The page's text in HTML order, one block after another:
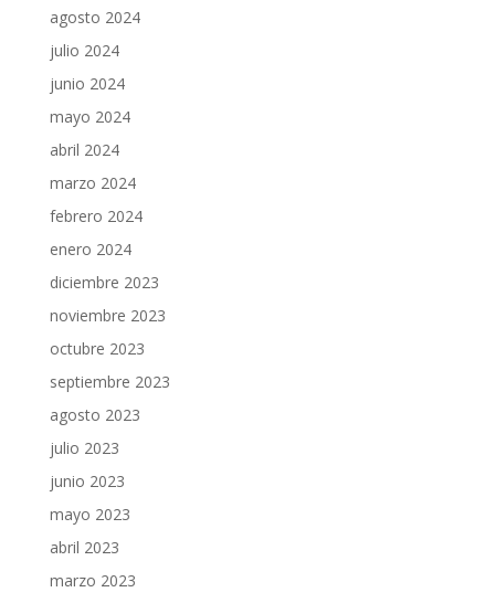
agosto 2024
julio 2024
junio 2024
mayo 2024
abril 2024
marzo 2024
febrero 2024
enero 2024
diciembre 2023
noviembre 2023
octubre 2023
septiembre 2023
agosto 2023
julio 2023
junio 2023
mayo 2023
abril 2023
marzo 2023